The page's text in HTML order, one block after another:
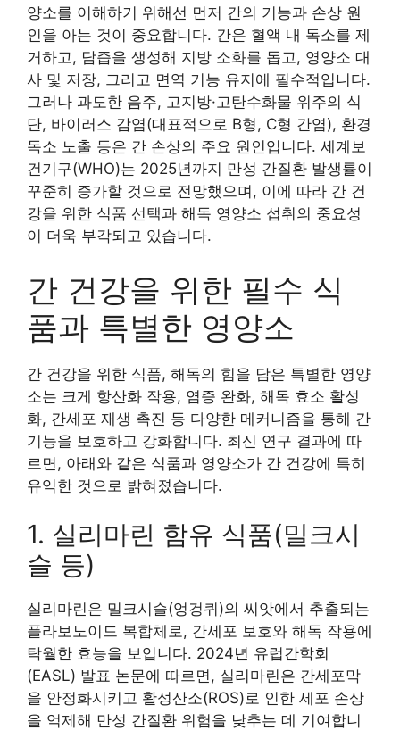
양소를 이해하기 위해선 먼저 간의 기능과 손상 원
인을 아는 것이 중요합니다. 간은 혈액 내 독소를 제
거하고, 담즙을 생성해 지방 소화를 돕고, 영양소 대
사 및 저장, 그리고 면역 기능 유지에 필수적입니다.
그러나 과도한 음주, 고지방·고탄수화물 위주의 식
단, 바이러스 감염(대표적으로 B형, C형 간염), 환경
독소 노출 등은 간 손상의 주요 원인입니다. 세계보
건기구(WHO)는 2025년까지 만성 간질환 발생률이
꾸준히 증가할 것으로 전망했으며, 이에 따라 간 건
강을 위한 식품 선택과 해독 영양소 섭취의 중요성
이 더욱 부각되고 있습니다.
간 건강을 위한 필수 식
품과 특별한 영양소
간 건강을 위한 식품, 해독의 힘을 담은 특별한 영양
소는 크게 항산화 작용, 염증 완화, 해독 효소 활성
화, 간세포 재생 촉진 등 다양한 메커니즘을 통해 간
기능을 보호하고 강화합니다. 최신 연구 결과에 따
르면, 아래와 같은 식품과 영양소가 간 건강에 특히
유익한 것으로 밝혀졌습니다.
1. 실리마린 함유 식품(밀크시
슬 등)
실리마린은 밀크시슬(엉겅퀴)의 씨앗에서 추출되는
플라보노이드 복합체로, 간세포 보호와 해독 작용에
탁월한 효능을 보입니다. 2024년 유럽간학회
(EASL) 발표 논문에 따르면, 실리마린은 간세포막
을 안정화시키고 활성산소(ROS)로 인한 세포 손상
을 억제해 만성 간질환 위험을 낮추는 데 기여합니